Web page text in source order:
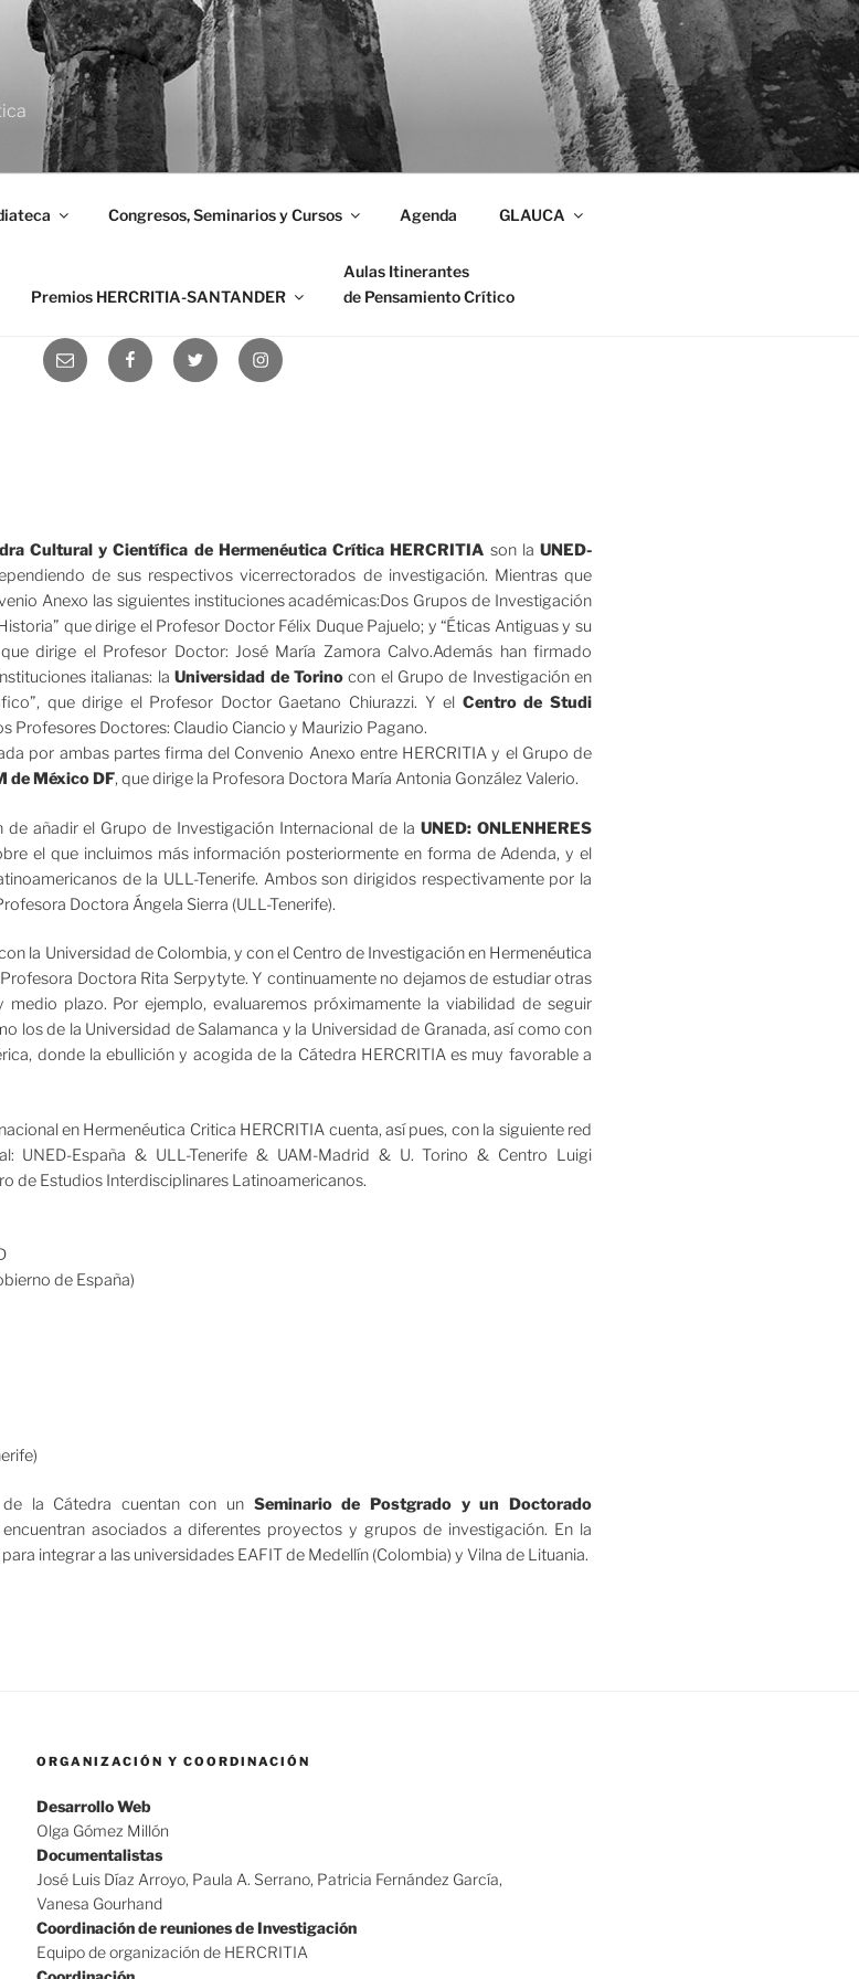
Congresos, Seminarios y Cursos Agenda GLAUCA
Premios HERCRITIA-SANTANDER
Aulas Itinerantes
de Pensamiento Crítico
Cultural y Científica de Hermenéutica Crítica HERCRITIA son laUNED-
de sus respectivos vicerrectorados de investigación. Mientras que
Anexo las siguientes instituciones académicas:Dos Grupos de Investigación
que dirige el Profesor Doctor Félix Duque Pajuelo; y “Éticas Antiguas y su
dirige el Profesor Doctor: José María Zamora Calvo.Además han firmado
italianas: laUniversidad de Torinocon el Grupo de Investigación en
que dirige el Profesor Doctor Gaetano Chiurazzi. Y el Centro de Studi
Profesores Doctores: Claudio Ciancio y Maurizio Pagano.
por ambas partes firma del Convenio Anexo entre HERCRITIA y el Grupo de
de México DF, que dirige la Profesora Doctora María Antonia González Valerio.
añadir el Grupo de Investigación Internacional de laUNED: ONLENHERES
el que incluimos más información posteriormente en forma de Adenda, y el
de la ULL-Tenerife. Ambos son dirigidos respectivamente por la
Doctora Ángela Sierra (ULL-Tenerife).
la Universidad de Colombia, y con el Centro de Investigación en Hermenéutica
Doctora Rita Serpytyte. Y continuamente no dejamos de estudiar otras
plazo. Por ejemplo, evaluaremos próximamente la viabilidad de seguir
los de la Universidad de Salamanca y la Universidad de Granada, así como con
donde la ebullición y acogida de la Cátedra HERCRITIA es muy favorable a
en Hermenéutica Critica HERCRITIA cuenta, así pues, con la siguiente red
UNED-España & ULL-Tenerife & UAM-Madrid & U. Torino & Centro Luigi
de Estudios Interdisciplinares Latinoamericanos.
de España)
de la Cátedra cuentan con un Seminario de Postgrado y un Doctorado
asociados a diferentes proyectos y grupos de investigación. En la
integrar a las universidades EAFIT de Medellín (Colombia) y Vilna de Lituania.
ORGANIZACIÓN Y COORDINACIÓN
Desarrollo Web
Olga Gómez Millón
Documentalistas
José Luis Díaz Arroyo, Paula A. Serrano, Patricia Fernández García,
Vanesa Gourhand
Coordinación de reuniones de Investigación
Equipo de organización de HERCRITIA
Correo
electrónico
FacebookTwitter Instagram